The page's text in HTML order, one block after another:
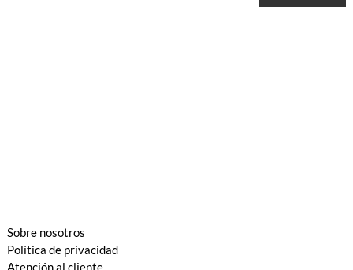
Sobre nosotros
Política de privacidad
Atención al cliente